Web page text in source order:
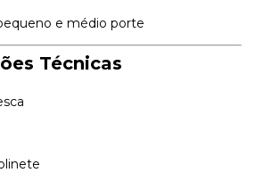
e médio porte
Técnicas